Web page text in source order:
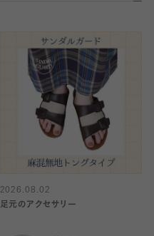
2026.08.02
足元のアクセサリー